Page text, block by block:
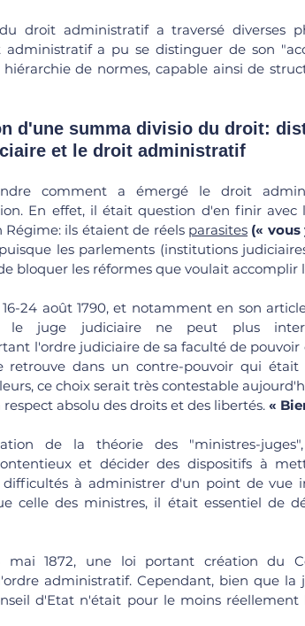
droit administratif a traversé diverses
administratif a pu se distinguer de son
et le droit administratif
comment a émergé le droit
En effet, il était question d'en finir avec
Régime: ils étaient de réels parasites («
les parlements (institutions
bloquer les réformes que voulait accomplir
24 août 1790, et notamment en son
le juge judiciaire ne peut plus
l'ordre judiciaire de sa faculté de
retrouve dans un contre-pouvoir qui
ce choix serait très contestable
absolu des droits et des libertés. «
de la théorie des "ministres-
et décider des dispositifs à
difficultés à administrer d'un point de vue
celle des ministres, il était essentiel de
1872, une loi portant création du
administratif. Cependant, bien que la
d'Etat n'était pour le moins